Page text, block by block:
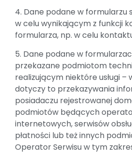
4. Dane podane w formularzu
w celu wynikającym z funkcji
formularza, np. w celu
5. Dane podane w
przekazane podmiotom
realizującym niektóre usługi –
dotyczy to przekazywania
posiadaczu rejestrowanej
podmiotów będących
internetowych, serwisów
płatności lub też innych
Operator Serwisu w tym